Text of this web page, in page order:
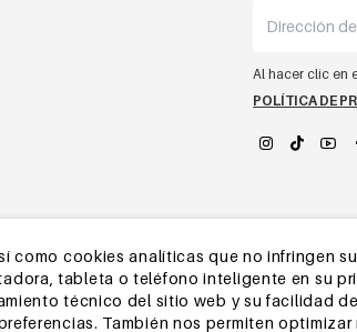
como cookies analíticas que no infringen
tableta o teléfono inteligente en su
técnico del sitio web y su facilidad
También nos permiten
Al hacer clic en
POLÍTICA DE
YEHWANG